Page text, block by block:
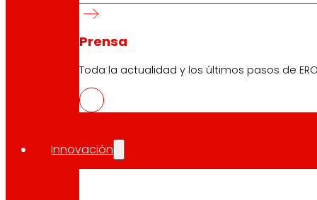
Prensa
Toda la actualidad y los últimos pasos de
Innovación